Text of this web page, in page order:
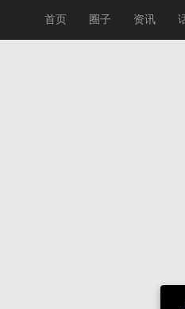
首页 圈子 资讯